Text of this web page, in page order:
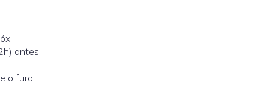
antes
o furo,